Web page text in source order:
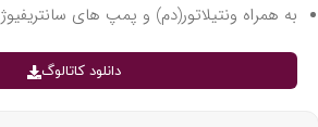
به همراه ونتيلاتور(دم) و پمپ هاى سانتريفيوژ
دانلود کاتالوگ